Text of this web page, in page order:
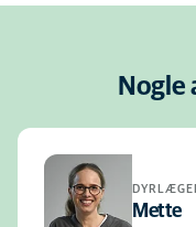
Nogle
Mette